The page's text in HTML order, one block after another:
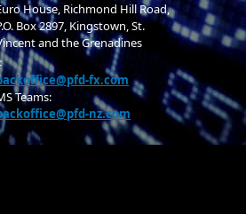
House, Richmond Hill Road,
Box 2897, Kingstown, St.
and the Grenadines
fx.com
Teams:
nz.com